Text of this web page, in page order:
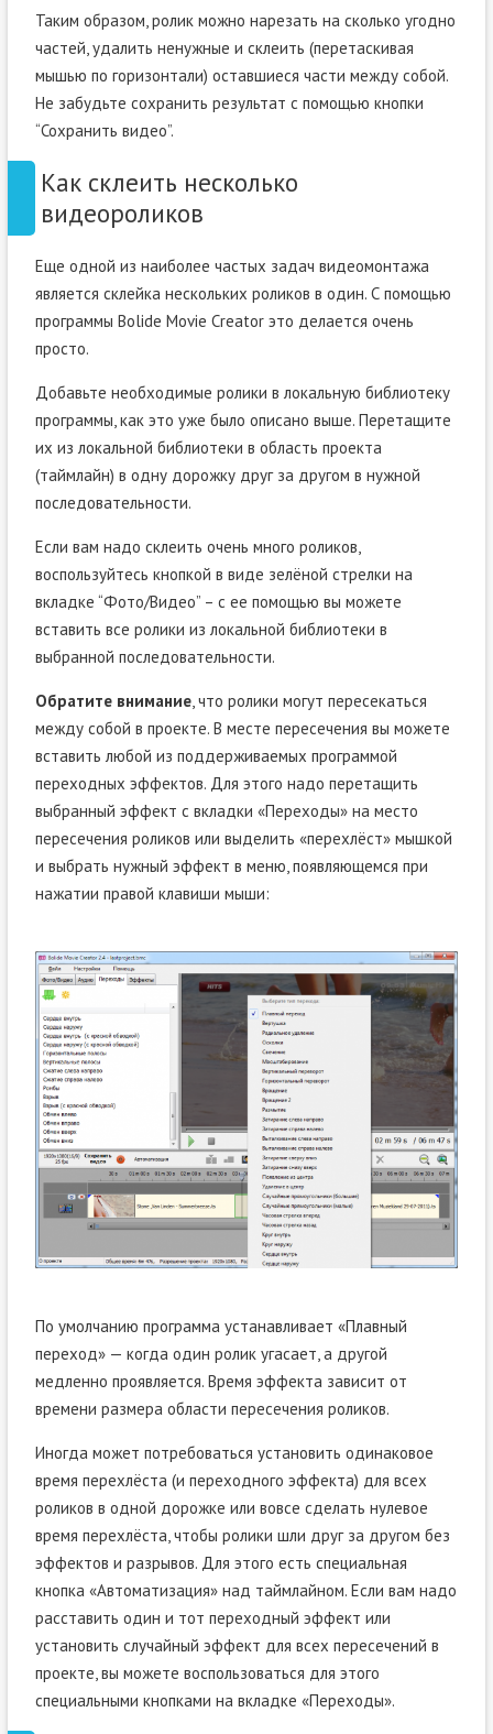
Таким образом, ролик можно нарезать на сколько угодно
частей, удалить ненужные и склеить (перетаскивая
мышью по горизонтали) оставшиеся части между собой.
Не забудьте сохранить результат с помощью кнопки
“Сохранить видео”.
Как склеить несколько
видеороликов
Еще одной из наиболее частых задач видеомонтажа
является склейка нескольких роликов в один. С помощью
программы Bolide Movie Creator это делается очень
просто.
Добавьте необходимые ролики в локальную библиотеку
программы, как это уже было описано выше. Перетащите
их из локальной библиотеки в область проекта
(таймлайн) в одну дорожку друг за другом в нужной
последовательности.
Если вам надо склеить очень много роликов,
воспользуйтесь кнопкой в виде зелёной стрелки на
вкладке “Фото/Видео” – с ее помощью вы можете
вставить все ролики из локальной библиотеки в
выбранной последовательности.
Обратите внимание, что ролики могут пересекаться
между собой в проекте. В месте пересечения вы можете
вставить любой из поддерживаемых программой
переходных эффектов. Для этого надо перетащить
выбранный эффект с вкладки «Переходы» на место
пересечения роликов или выделить «перехлёст» мышкой
и выбрать нужный эффект в меню, появляющемся при
нажатии правой клавиши мыши:
По умолчанию программа устанавливает «Плавный
переход» — когда один ролик угасает, а другой
медленно проявляется. Время эффекта зависит от
времени размера области пересечения роликов.
Иногда может потребоваться установить одинаковое
время перехлёста (и переходного эффекта) для всех
роликов в одной дорожке или вовсе сделать нулевое
время перехлёста, чтобы ролики шли друг за другом без
эффектов и разрывов. Для этого есть специальная
кнопка «Автоматизация» над таймлайном. Если вам надо
расставить один и тот переходный эффект или
установить случайный эффект для всех пересечений в
проекте, вы можете воспользоваться для этого
специальными кнопками на вкладке «Переходы».